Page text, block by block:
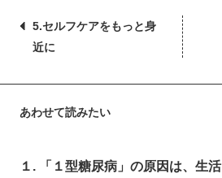
5.セルフケアをもっと身
近に
あわせて読みたい
１. 「１型糖尿病」の原因は、生活